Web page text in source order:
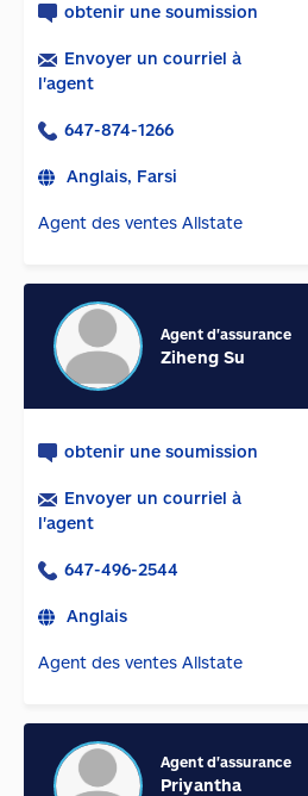
obtenir une soumission
Envoyer un courriel à
l'agent
647-874-1266
Anglais, Farsi
Agent des ventes Allstate
Agent d'assurance
Ziheng Su
obtenir une soumission
Envoyer un courriel à
l'agent
647-496-2544
Anglais
Agent des ventes Allstate
Agent d'assurance
Priyantha